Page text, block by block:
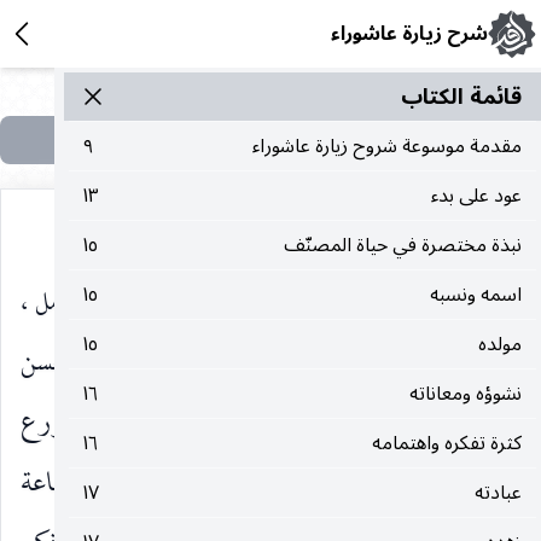
شرح زيارة عاشوراء
قائمة الکتاب
مقدمة موسوعة شروح زيارة عاشوراء
٩
عود على بدء
١٣
نبذة مختصرة في حياة المصنّف
١٥
اسمه ونسبه
١٥
مولده
١٥
نشوؤه ومعاناته
١٦
كثرة تفكره واهتمامه
١٦
عبادته
١٧
٢ ـ قال السيّد الأمين في أعيان الشيعة : «عالم ، عامل ،
فاضل ، متجرد ، دقيق النظر ، كثير التتبع ، حسن
التحرير ، كثير التصنيف ، كثير الاحتياط ، شديد الورع
، عالم رباني منقطع إلى العلم ، لا يفتر عن التحصيل ساعة